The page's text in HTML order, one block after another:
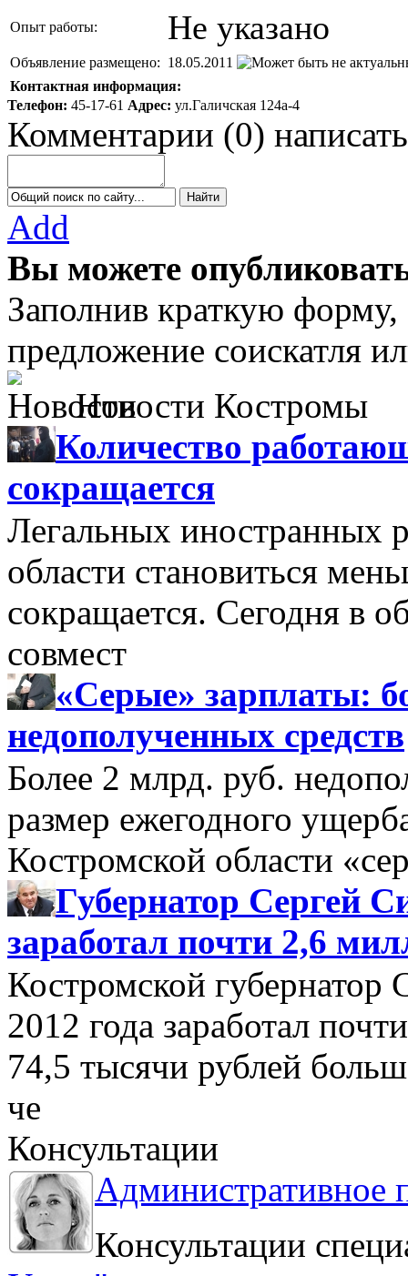
Опыт работы: Не указано
Объявление размещено: 18.05.2011
Контактная информация:
Телефон: 45-17-61 Адрес: ул.Галичская 124а-4
Комментарии (0) написать
Add
Вы можете
Заполнив краткую
предложение соискатля
Новости Костромы
Количество
сокращается
Легальных иностранных
области становиться
сокращается. Сегодня в
совмест
«Серые» зарплаты:
недополученных средств
Более 2 млрд. руб.
размер ежегодного
Костромской области
Губернатор Сергей
заработал почти 2,6
Костромской губернатор
2012 года заработал
74,5 тысячи рублей
че
Консультации
Административное
Консультации